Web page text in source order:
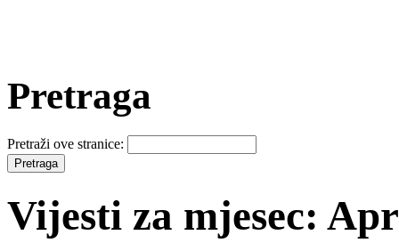
Pretraga
Pretraži ove stranice:
Vijesti za mjesec: